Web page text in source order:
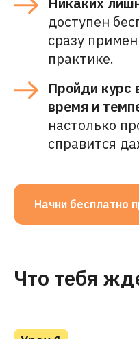
доступен
сразу
практике.
Пройди курс
время и
настолько
справится
Начни бесплатно
Что тебя